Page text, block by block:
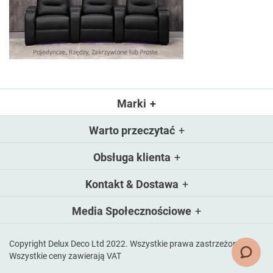
Marki
Warto przeczytać
Obsługa klienta
Kontakt & Dostawa
Media Społecznościowe
Copyright Delux Deco Ltd 2022. Wszystkie prawa zastrzeżone.
Wszystkie ceny zawierają VAT